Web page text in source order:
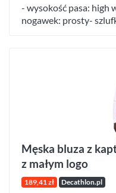
- wysokość pasa: high
nogawek: prosty-
Męska bluza z
z małym logo
189,41 zł Decathlon.pl